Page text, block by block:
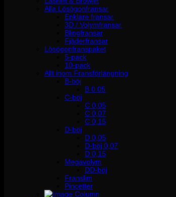
Alla Lösögonfransar
Enklare fransar
3D / Volymfransar
Blingfransar
Fjäderfransar
Lösögonfranspaket
5-pack
10-pack
Allt inom Fransförlängning
B-böj
B 0.05
C-böj
C 0,05
C 0,07
C 0,15
D-böj
D 0,05
D-böj 0,07
D 0,15
Megavolym
DD-böj
Franslim
Pincetter